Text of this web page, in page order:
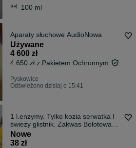
100 ml
Aparaty słuchowe AudioNowa
Używane
4 600 zł
4 650 zł z Pakietem Ochronnym
Pyskowice
Odświeżono dzisiaj o 15:41
1 l.enzymy. Tylko kozia serwatka I
świeży glistnik. Zakwas Bołotowa
wg Barbary Kazana
Nowe
38 zł